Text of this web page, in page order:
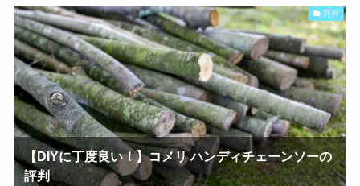
評判
【DIYに丁度良い！】コメリ ハンディチェーンソーの
評判